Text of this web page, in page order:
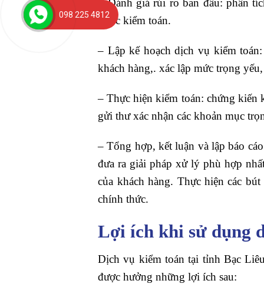
– Đánh giá rủi ro ban đầu: phân
được kiểm toán.
– Lập kế hoạch dịch vụ kiểm
khách hàng,. xác lập mức trọng
– Thực hiện kiểm toán: chứng kiến
gửi thư xác nhận các khoản mục
– Tổng hợp, kết luận và lập báo
đưa ra giải pháp xử lý phù hợp
của khách hàng. Thực hiện các
chính thức.
Lợi ích khi sử dụng
Dịch vụ kiểm toán tại tỉnh Bạc
được hưởng những lợi ích sau:
098 225 4812